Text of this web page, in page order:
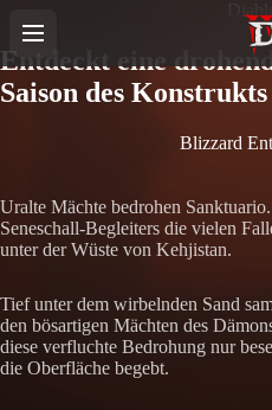
Entdeckt eine
Saison des Konstrukts
Blizzard
Uralte Mächte bedrohen
Seneschall-Begleiters die vielen
unter der Wüste von Kehjistan.
Tief unter dem wirbelnden Sand
den bösartigen Mächten des
diese verfluchte Bedrohung nur
die Oberfläche begebt.